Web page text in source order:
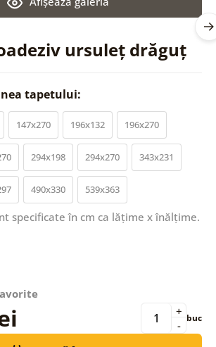
ursuleț drăguț
tapetului:
147x270 196x132 196x270
294x198 294x270 343x231
490x330 539x363
specificate în cm ca lățime x înălțime.
-
+ buc